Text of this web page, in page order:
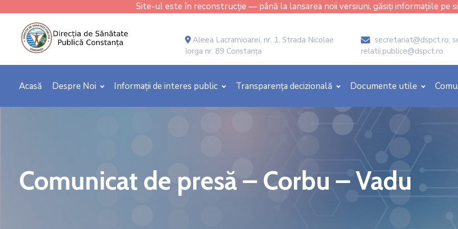
Site-ul este în reconstrucție — până la lansarea noii versiuni, găsiți informațiile pe
Aleea Lacramioarei, nr. 1, Strada Nicolae
Iorga nr. 89 Constanța
icon
secretariat@dspct.ro;
relatii.publice@dspct.ro
Acasă Despre Noi Informații de interes public Transparența decizională Documente utile
Comunicat de presă – Corbu – Vadu